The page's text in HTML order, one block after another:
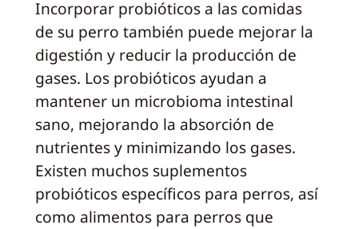
Incorporar probióticos a las comidas
de su perro también puede mejorar la
digestión y reducir la producción de
gases. Los probióticos ayudan a
mantener un microbioma intestinal
sano, mejorando la absorción de
nutrientes y minimizando los gases.
Existen muchos suplementos
probióticos específicos para perros, así
como alimentos para perros que